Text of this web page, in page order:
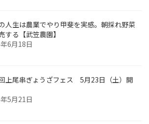
人生は農業でやり甲斐を実感。朝採れ野菜
する【武笠農園】
6月18日
上尾串ぎょうざフェス 5月23日（土）開
5月21日